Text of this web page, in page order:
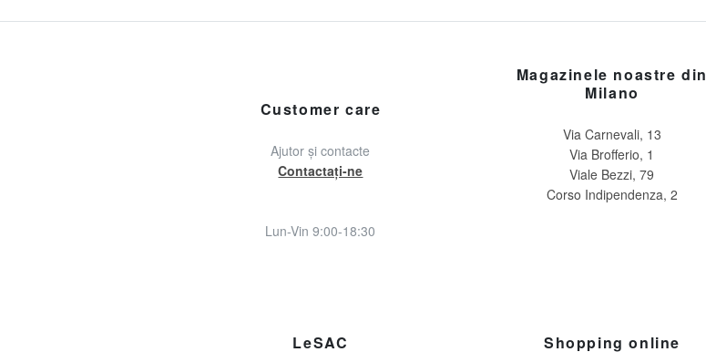
Customer care
Ajutor și contacte
Contactați-ne
Lun-Vin 9:00-18:30
Magazinele noastre din
Milano
Via Carnevali, 13
Via Brofferio, 1
Viale Bezzi, 79
Corso Indipendenza, 2
LeSAC Shopping online